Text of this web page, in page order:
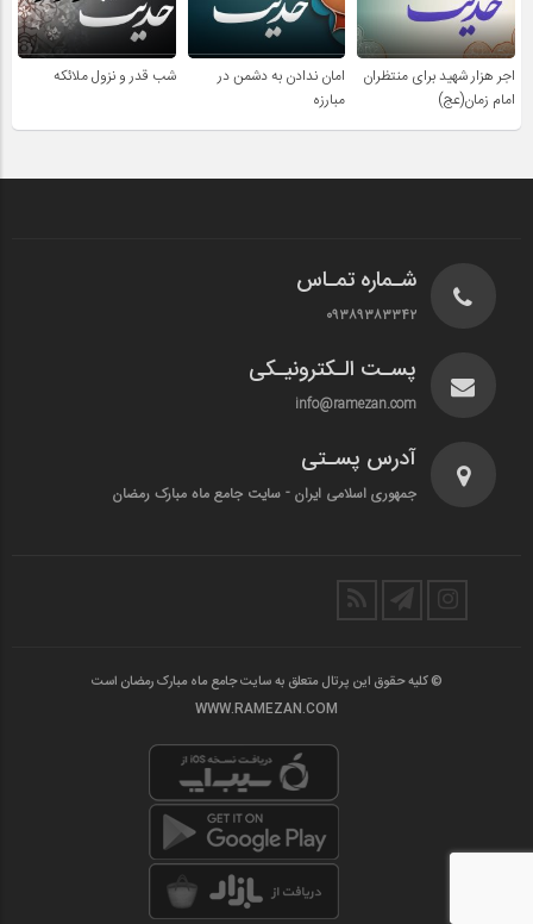
اجر هزار شهید برای منتظران
امام زمان(عج)
امان ندادن به دشمن در
مبارزه
شب قدر و نزول ملائکه
شـماره تمـاس
۰۹۳۸۹۳۸۳۳۴۲
پسـت الـکترونیـکی
info@ramezan.com
آدرس پسـتی
جمهوری اسلامی ایران - سایت جامع ماه مبارک رمضان
© کلیه حقوق این پرتال متعلق به سایت جامع ماه مبارک رمضان است
WWW.RAMEZAN.COM